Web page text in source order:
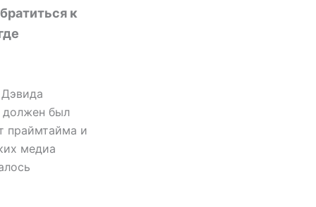
к
должен был
праймтайма и
медиа